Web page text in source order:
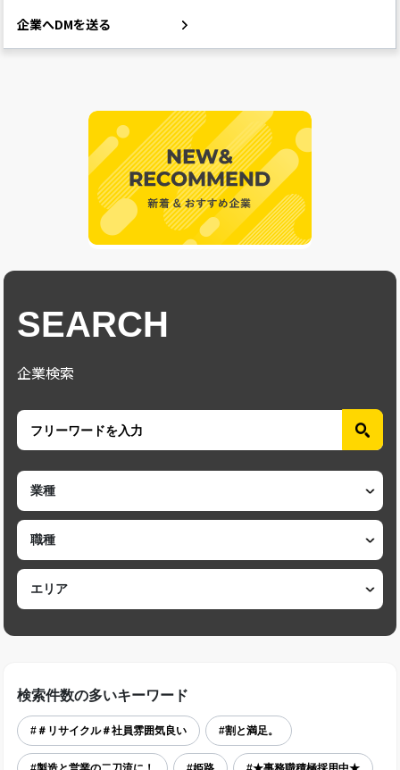
企業へDMを送る
SEARCH
企業検索
検索件数の多いキーワード
#＃リサイクル＃社員雰囲気良い #割と満足。